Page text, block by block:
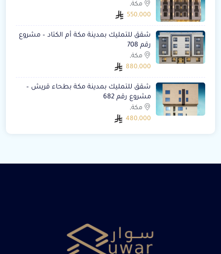
مكة,
550,000
شقق للتمليك بمدينة مكة أم الكتاد – مشروع
رقم 708
مكة,
880,000
شقق للتمليك بمدينة مكة بطحاء قريش –
مشروع رقم 682
مكة,
480,000